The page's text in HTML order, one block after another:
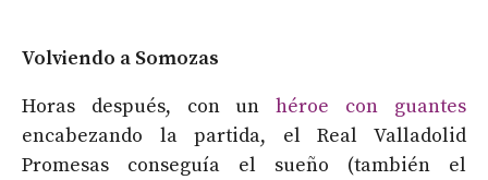
Volviendo a Somozas
Horas después, con unhéroe con guantes
encabezando la partida, el Real Valladolid
Promesas conseguía el sueño (también el